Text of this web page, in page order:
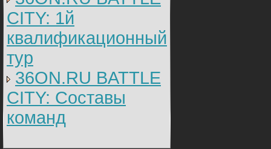
CITY: 1й
квалификационный
тур
36ON.RU BATTLE
CITY: Составы
команд